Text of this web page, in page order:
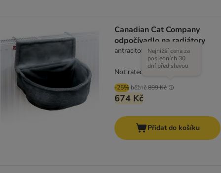
Canadian Cat Company
odpočívadlo na radiátory
antracitová
-25% běžně899 Kč
Nejnižší cena za
posledních 30
dní před slevou
674 Kč
Not rated
Přidat do košíku